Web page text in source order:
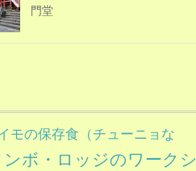
門堂
モの保存食（チューニョな
ンボ・ロッジのワークシ